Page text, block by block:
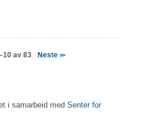
av 83 Neste>>
i samarbeid med Senter for